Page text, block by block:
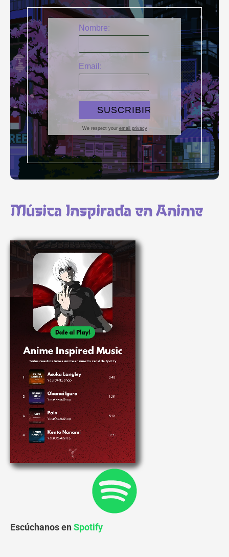
Nombre:
Email:
We respect your email privacy
Música Inspirada en Anime
Escúchanos enSpotify